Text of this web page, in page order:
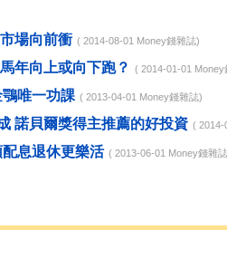
場向前衝 ( 2014-08-01 Money錢雜誌)
年向上或向下跑？ ( 2014-01-01
唯一功課 ( 2013-04-01 Money錢雜誌)
諾貝爾獎得主推薦的好投資 ( 2014-
息退休更樂活 ( 2013-06-01 Money錢雜